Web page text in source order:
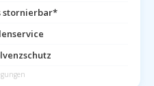
stornierbar*